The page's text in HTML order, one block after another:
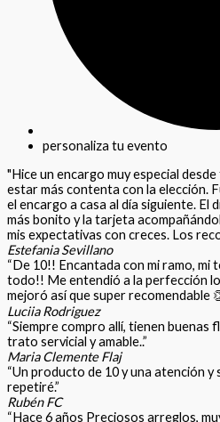
personaliza tu evento
"Hice un encargo muy especial
estar más contenta con la elección.
el encargo a casa al día siguiente. El
más bonito y la tarjeta
mis expectativas con creces. Los
Estefania Sevillano
“De 10!! Encantada con mi ramo,
todo!! Me entendió a la perfección
mejoró así que super recomendable
Luciia Rodriguez
“Siempre compro allí, tienen buenas
trato servicial y amable..”
Maria Clemente Flaj
“Un producto de 10 y una atención y
repetiré.”
Rubén FC
“Hace 6 años Preciosos arreglos,